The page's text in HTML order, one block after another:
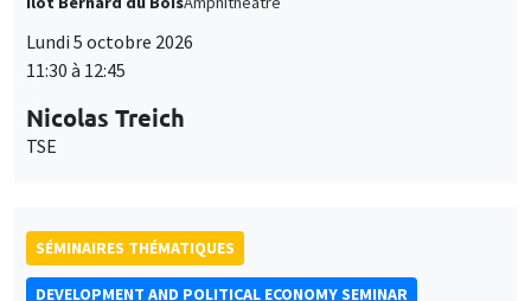
Lundi 5 octobre 2026
11:30 à 12:45
Nicolas Treich
TSE
SÉMINAIRES THÉMATIQUES
DEVELOPMENT AND POLITICAL ECONOMY SEMINAR